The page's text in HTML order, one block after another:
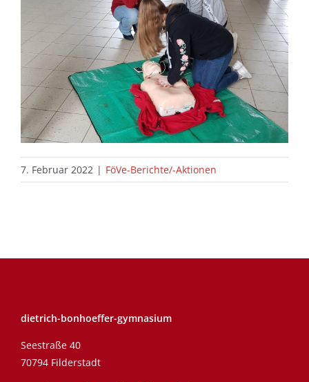
7. Februar 2022 | FöVe-Berichte/-Aktionen
dietrich-bonhoeffer-gymnasium
Seestraße 40
70794 Filderstadt